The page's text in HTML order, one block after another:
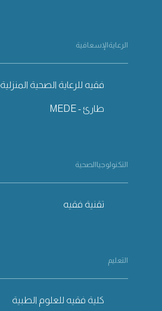
الرعايةالإسعافية
فقيه للرعاية الصحية المنزلية
طارئ - MEDE
التكنولوجياالصحية
تقنية فقيه
التعليم
كلية فقيه للعلوم الطبية